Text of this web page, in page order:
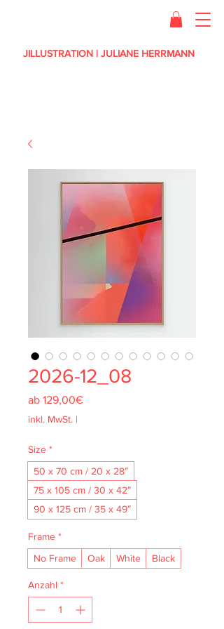
JILLUSTRATION | JULIANE HERRMANN
2026-12_08
ab 129,00€Sale-
inkl. MwSt. |
Size *
50 x 70 cm / 20 x 28″
75 x 105 cm / 30 x 42″
90 x 125 cm / 35 x 49″
Frame *
No Frame
Oak White Black
Anzahl *